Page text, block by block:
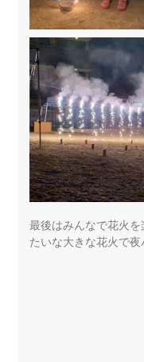
最後はみんなで花火
たいな大きな花火で夜